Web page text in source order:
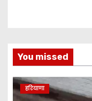
You missed
हरियाणा